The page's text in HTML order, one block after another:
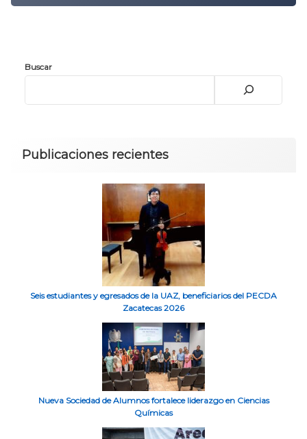
Buscar
Publicaciones recientes
Seis estudiantes y egresados de la UAZ, beneficiarios del PECDA
Zacatecas 2026
Nueva Sociedad de Alumnos fortalece liderazgo en Ciencias
Químicas